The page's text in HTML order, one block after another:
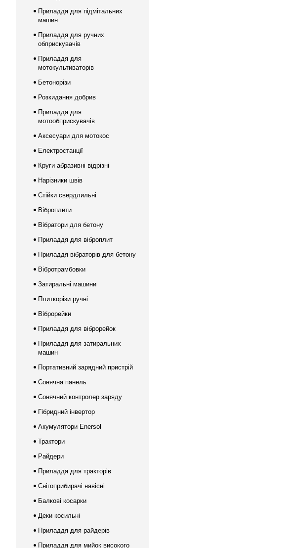
Приладдя для підмітальних
машин
Приладдя для ручних
обприскувачів
Приладдя для
мотокультиваторів
Бетонорізи
Розкидання добрив
Приладдя для
мотообприскувачів
Аксесуари для мотокос
Електростанції
Круги абразивні відрізні
Нарізники швів
Стійки свердлильні
Віброплити
Вібратори для бетону
Приладдя для віброплит
Приладдя вібраторів для бетону
Вібротрамбовки
Затиральні машини
Плиткорізи ручні
Віброрейки
Приладдя для віброрейок
Приладдя для затиральних
машин
Портативний зарядний пристрій
Сонячна панель
Сонячний контролер заряду
Гібридний інвертор
Акумулятори Enersol
Трактори
Райдери
Приладдя для тракторів
Снігоприбирачі навісні
Балкові косарки
Деки косильні
Приладдя для райдерів
Приладдя для мийок високого